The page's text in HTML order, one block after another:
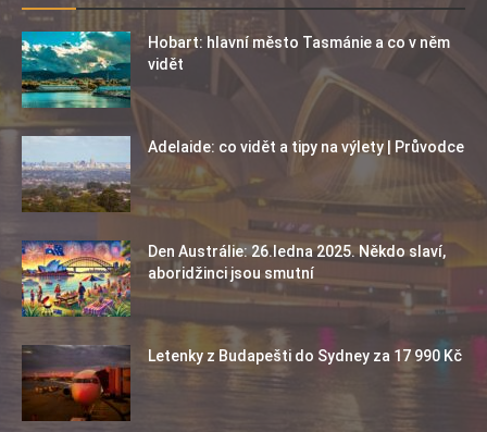
Hobart: hlavní město Tasmánie a co v něm
vidět
Adelaide: co vidět a tipy na výlety | Průvodce
Den Austrálie: 26.ledna 2025. Někdo slaví,
aboridžinci jsou smutní
Letenky z Budapešti do Sydney za 17 990 Kč